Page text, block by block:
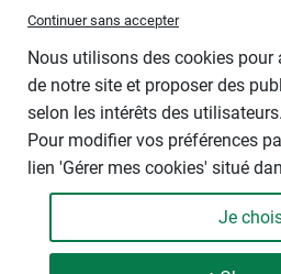
-
Bientôt de retour
Continuer sans accepter
Nous utilisons des cookies pour
de notre site et proposer des
selon les intérêts des utilisateurs.
Pour modifier vos préférences
lien 'Gérer mes cookies' situé
Je